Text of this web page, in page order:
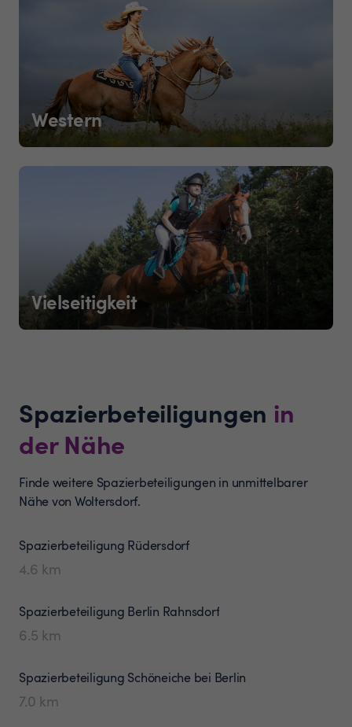
Western
Vielseitigkeit
Spazierbeteiligungen in
der Nähe
Finde weitere Spazierbeteiligungen in unmittelbarer
Nähe von Woltersdorf.
Spazierbeteiligung Rüdersdorf
4.6 km
Spazierbeteiligung Berlin Rahnsdorf
6.5 km
Spazierbeteiligung Schöneiche bei Berlin
7.0 km